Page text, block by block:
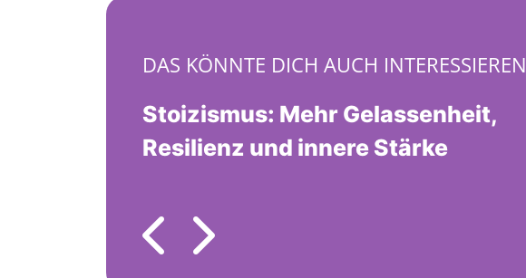
DAS KÖNNTE DICH AUCH INTERESSIEREN
Stoizismus: Mehr Gelassenheit,
Resilienz und innere Stärke
Previous
Next